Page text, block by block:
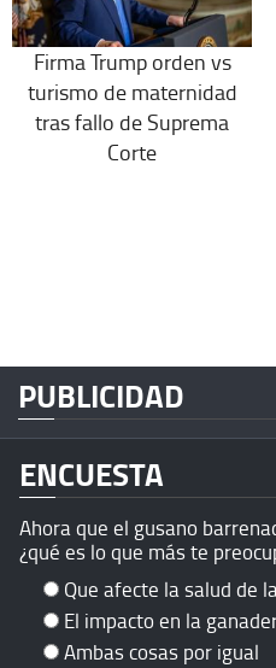
Firma Trump orden vs
turismo de maternidad
tras fallo de Suprema
Corte
PUBLICIDAD
ENCUESTA
Ahora que el gusano
¿qué es lo que más te
Que afecte la salud de
El impacto en la
Ambas cosas por igual